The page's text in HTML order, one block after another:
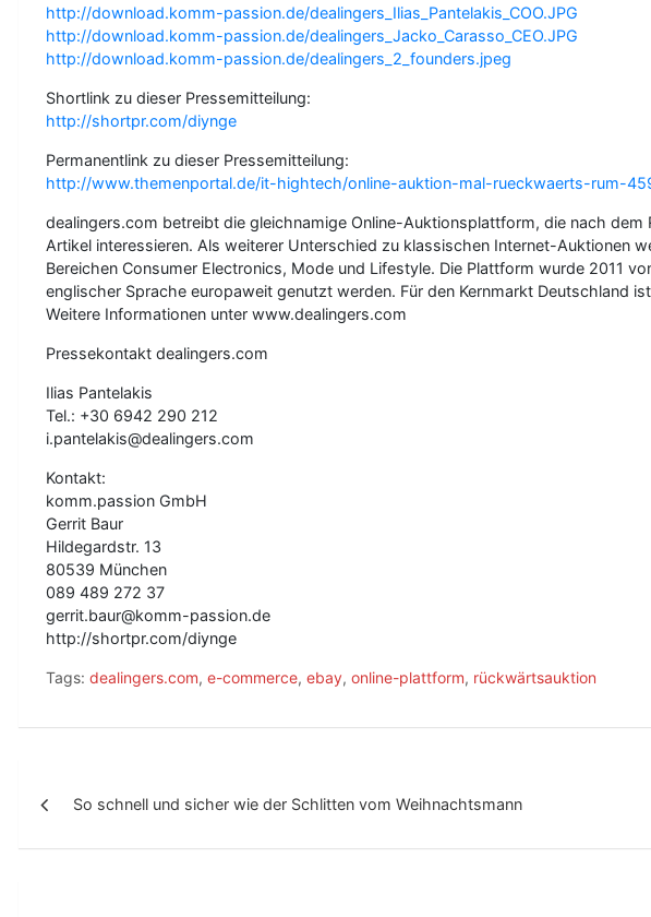
http://download.komm-passion.de/dealingers_Ilias_Pantelakis_COO.JPG
http://download.komm-passion.de/dealingers_Jacko_Carasso_CEO.JPG
http://download.komm-passion.de/dealingers_2_founders.jpeg
Shortlink zu dieser Pressemitteilung:
http://shortpr.com/diynge
Permanentlink zu dieser Pressemitteilung:
http://www.themenportal.de/it-hightech/online-auktion-mal-rueckwaerts-rum-
dealingers.com betreibt die gleichnamige Online-Auktionsplattform, die nach
Artikel interessieren. Als weiterer Unterschied zu klassischen Internet-Auktionen
Bereichen Consumer Electronics, Mode und Lifestyle. Die Plattform wurde 2011
englischer Sprache europaweit genutzt werden. Für den Kernmarkt Deutschland
Weitere Informationen unter www.dealingers.com
Pressekontakt dealingers.com
Ilias Pantelakis
Tel.: +30 6942 290 212
i.pantelakis@dealingers.com
Kontakt:
komm.passion GmbH
Gerrit Baur
Hildegardstr. 13
80539 München
089 489 272 37
gerrit.baur@komm-passion.de
http://shortpr.com/diynge
Tags: dealingers.com, e-commerce, ebay, online-plattform, rückwärtsauktion
i
So schnell und sicher wie der Schlitten vom Weihnachtsmann